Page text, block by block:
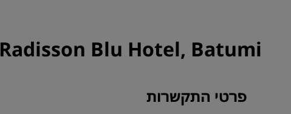
Radisson Blu Hotel, Batumi - פרטי התקשרות
פרטי התקשרות